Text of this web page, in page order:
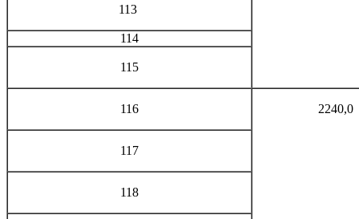
113
114
115
116 2240,0
117
118